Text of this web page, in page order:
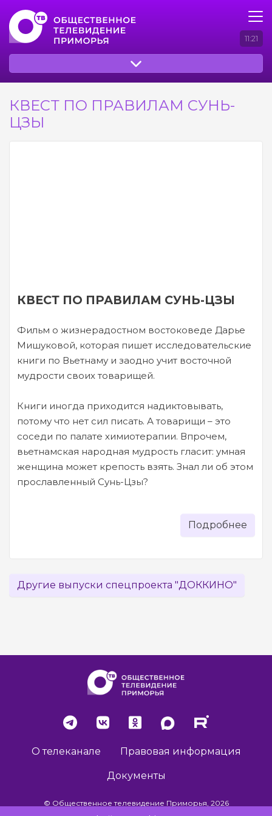
11:21
КВЕСТ ПО ПРАВИЛАМ СУНЬ-
ЦЗЫ
КВЕСТ ПО ПРАВИЛАМ СУНЬ-ЦЗЫ
Фильм о жизнерадостном востоковеде Дарье
Мишуковой, которая пишет исследовательские
книги по Вьетнаму и заодно учит восточной
мудрости своих товарищей.
Книги иногда приходится надиктовывать,
потому что нет сил писать. А товарищи – это
соседи по палате химиотерапии. Впрочем,
вьетнамская народная мудрость гласит: умная
женщина может крепость взять. Знал ли об этом
прославленный Сунь-Цзы?
Подробнее
Другие выпуски спецпроекта "ДОККИНО"
О телеканале Правовая информация
Документы
© Общественное телевидение Приморья, 2026